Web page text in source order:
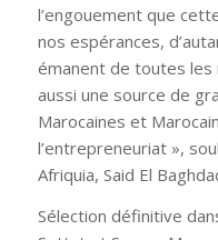
l’engouement que
nos espérances,
émanent de toutes les
aussi une source de
Marocaines et
l’entrepreneuriat »,
Afriquia, Said El
Sélection définitive